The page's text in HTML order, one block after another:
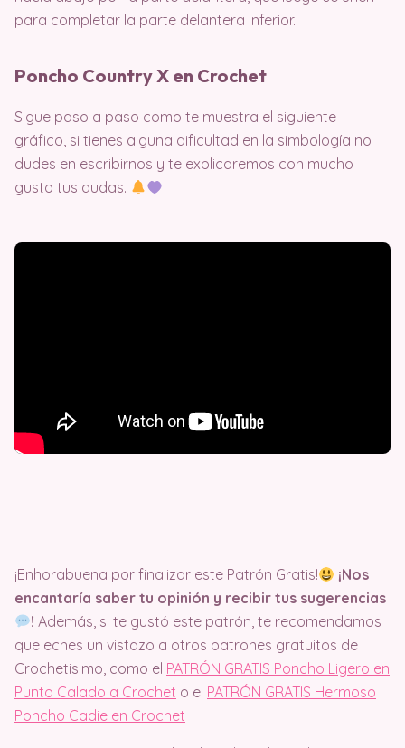
para completar la parte delantera inferior.
Poncho Country X en Crochet
Sigue paso a paso como te muestra el siguiente
gráfico, si tienes alguna dificultad en la simbología no
dudes en escribirnos y te explicaremos con mucho
gusto tus dudas.
¡Enhorabuena por finalizar este Patrón Gratis!
¡Nos
encantaría saber tu opinión y recibir tus sugerencias
!Además, si te gustó este patrón, te recomendamos
que eches un vistazo a otros patrones gratuitos de
Crochetisimo, como el PATRÓN GRATIS Poncho Ligero en
Punto Calado a Crochet o el PATRÓN GRATIS Hermoso
Poncho Cadie en Crochet